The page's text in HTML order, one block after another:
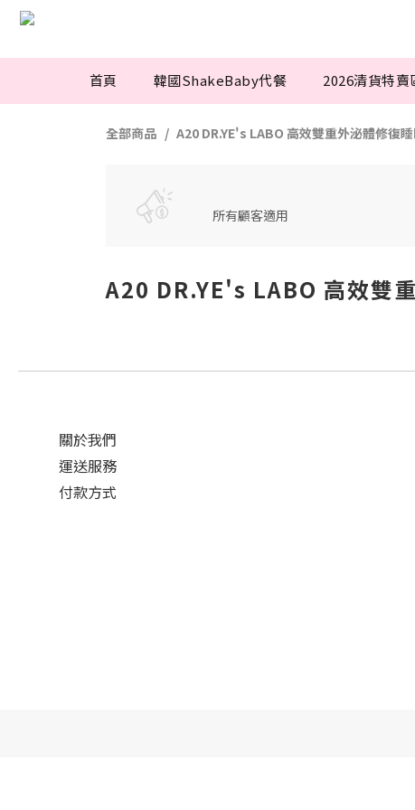
首頁 韓國ShakeBaby代餐 2026清貨特賣
全部商品 A20 DR.YE's LABO 高效雙重外泌體修復
所有顧客適用
A20 DR.YE's LABO 高效雙
關於我們
運送服務
付款方式